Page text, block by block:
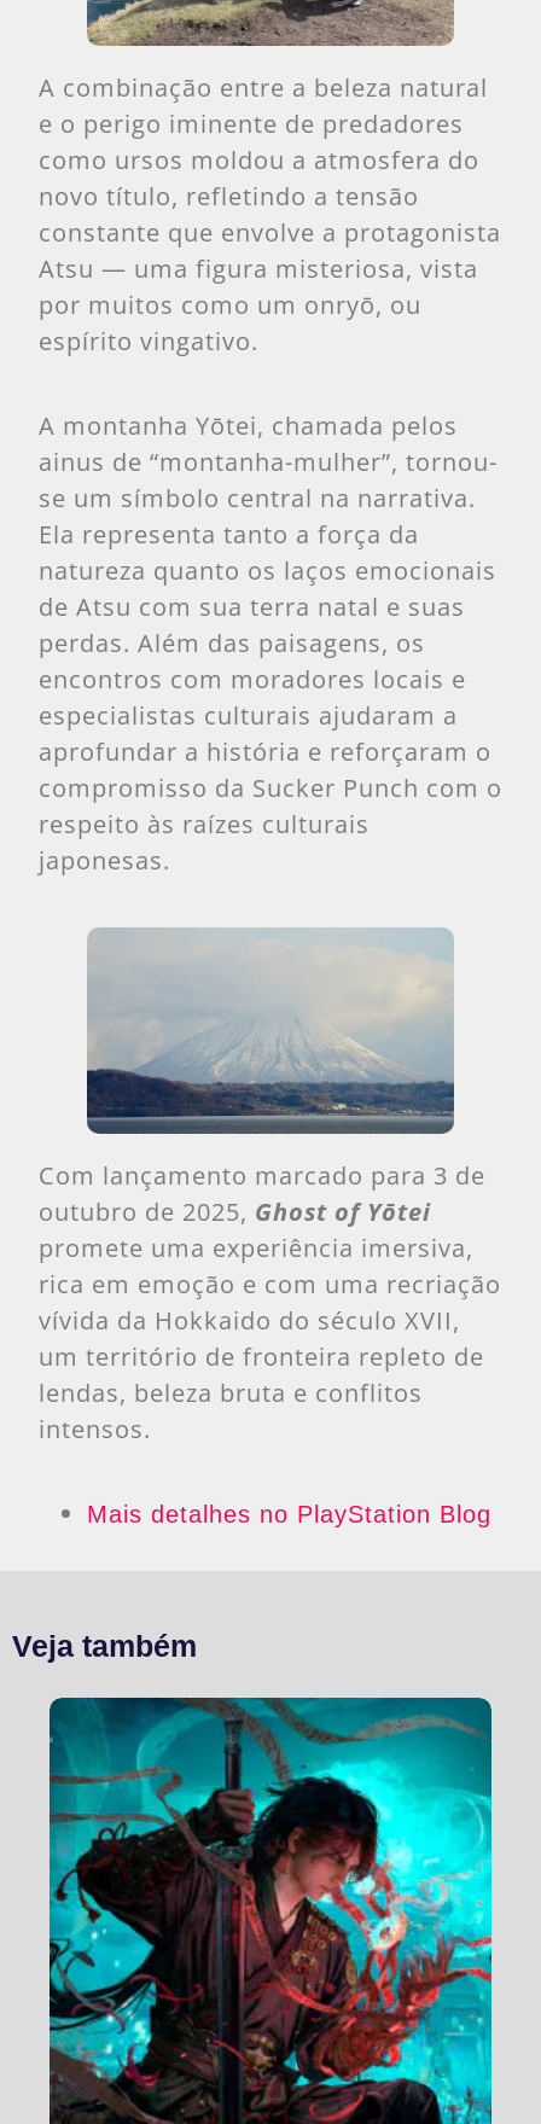
A combinação entre a beleza natural
e o perigo iminente de predadores
como ursos moldou a atmosfera do
novo título, refletindo a tensão
constante que envolve a protagonista
Atsu — uma figura misteriosa, vista
por muitos como um onryō, ou
espírito vingativo.
A montanha Yōtei, chamada pelos
ainus de “montanha-mulher”, tornou-
se um símbolo central na narrativa.
Ela representa tanto a força da
natureza quanto os laços emocionais
de Atsu com sua terra natal e suas
perdas. Além das paisagens, os
encontros com moradores locais e
especialistas culturais ajudaram a
aprofundar a história e reforçaram o
compromisso da Sucker Punch com o
respeito às raízes culturais
japonesas.
Com lançamento marcado para 3 de
outubro de 2025, Ghost of Yōtei
promete uma experiência imersiva,
rica em emoção e com uma recriação
vívida da Hokkaido do século XVII,
um território de fronteira repleto de
lendas, beleza bruta e conflitos
intensos.
Mais detalhes no PlayStation Blog
Veja também